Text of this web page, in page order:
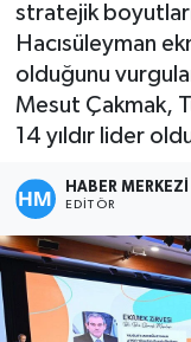
stratejik boyutları
Hacısüleyman
olduğunu
Mesut Çakmak,
14 yıldır lider
HABER MERKEZİ
EDITÖR
ÇEVRE
KÜLTÜR
Son Dakika
Haber Arşivi